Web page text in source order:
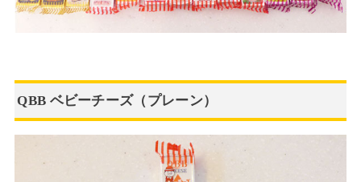
QBB ベビーチーズ（プレーン）